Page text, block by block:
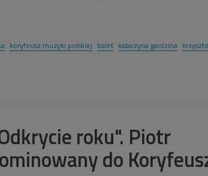
koryfeusz muzyki polskiej balet katarzyna gardzina
roku". Piotr
do